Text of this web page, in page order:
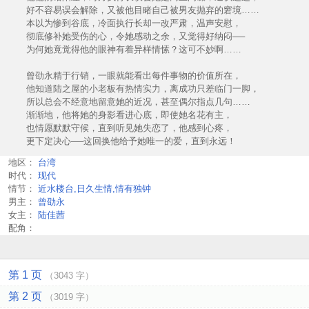
好不容易误会解除，又被他目睹自己被男友抛弃的窘境……
本以为惨到谷底，冷面执行长却一改严肃，温声安慰，
彻底修补她受伤的心，令她感动之余，又觉得好纳闷──
为何她竟觉得他的眼神有着异样情愫？这可不妙啊……
曾劭永精于行销，一眼就能看出每件事物的价值所在，
他知道陆之屋的小老板有热情实力，离成功只差临门一脚，
所以总会不经意地留意她的近况，甚至偶尔指点几句……
渐渐地，他将她的身影看进心底，即使她名花有主，
也情愿默默守候，直到听见她失恋了，他感到心疼，
更下定决心──这回换他给予她唯一的爱，直到永远！
地区：
台湾
时代： 现代
情节： 近水楼台,日久生情,情有独钟
男主：
曾劭永
女主：
陆佳茜
配角：
第 1 页 （3043 字）
第 2 页 （3019 字）